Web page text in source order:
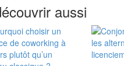
aussi